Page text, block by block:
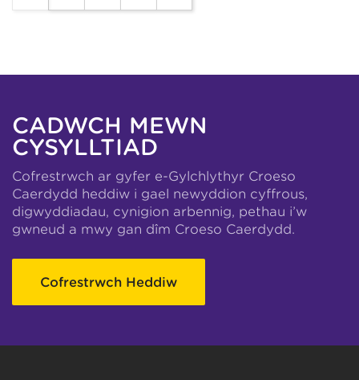
CADWCH MEWN
CYSYLLTIAD
Cofrestrwch ar gyfer e-Gylchlythyr Croeso
Caerdydd heddiw i gael newyddion cyffrous,
digwyddiadau, cynigion arbennig, pethau i’w
gwneud a mwy gan dîm Croeso Caerdydd.
Cofrestrwch Heddiw